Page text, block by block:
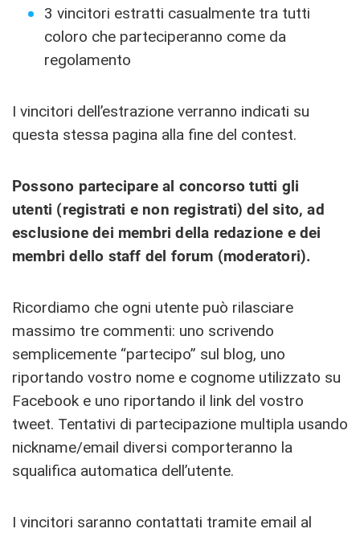
3 vincitori estratti casualmente tra tutti
coloro che parteciperanno come da
regolamento
I vincitori dell’estrazione verranno indicati su
questa stessa pagina alla fine del contest.
Possono partecipare al concorso tutti gli
utenti (registrati e non registrati) del sito, ad
esclusione dei membri della redazione e dei
membri dello staff del forum (moderatori).
Ricordiamo che ogni utente può rilasciare
massimo tre commenti: uno scrivendo
semplicemente “partecipo” sul blog, uno
riportando vostro nome e cognome utilizzato su
Facebook e uno riportando il link del vostro
tweet. Tentativi di partecipazione multipla usando
nickname/email diversi comporteranno la
squalifica automatica dell’utente.
I vincitori saranno contattati tramite email al